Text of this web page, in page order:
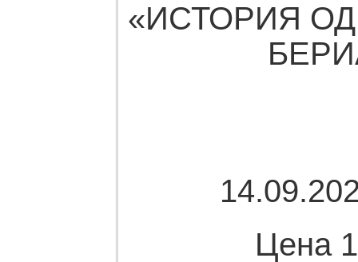
«ИСТОРИЯ
Цена